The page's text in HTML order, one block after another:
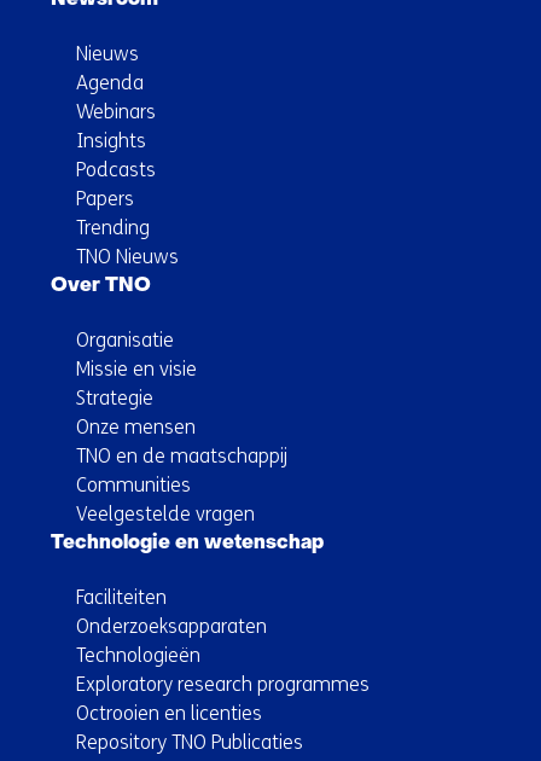
Nieuws
Agenda
Webinars
Insights
Podcasts
Papers
Trending
TNO Nieuws
Over TNO
Organisatie
Missie en visie
Strategie
Onze mensen
TNO en de maatschappij
Communities
Veelgestelde vragen
Technologie en wetenschap
Faciliteiten
Onderzoeksapparaten
Technologieën
Exploratory research programmes
Octrooien en licenties
Repository TNO Publicaties